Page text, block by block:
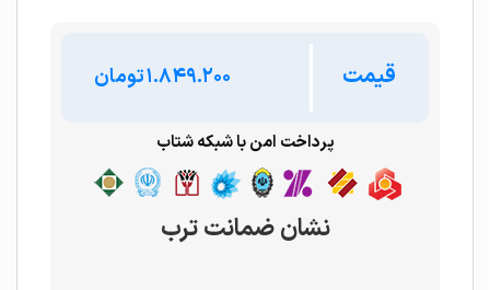
قیمت تومان
پرداخت امن با شبکه شتاب
نشان ضمانت ترب